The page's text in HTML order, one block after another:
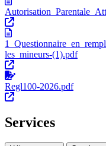
les_mineurs-(1).pdf
Regl100-2026.pdf
Services